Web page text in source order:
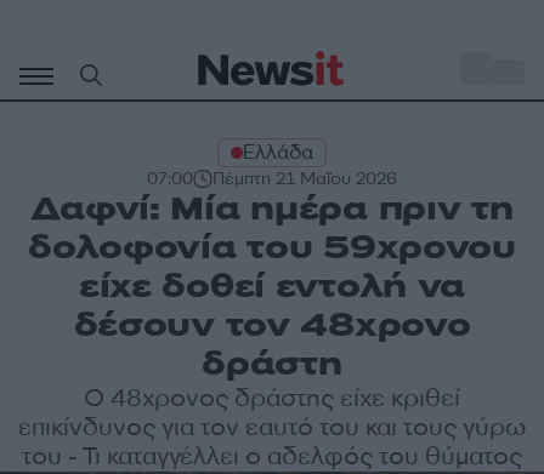
περιεχόμενο
Ελλάδα
07:00 Πέμπτη 21 Μαΐου 2026
Δαφνί: Μία ημέρα πριν τη
δολοφονία του 59χρονου
είχε δοθεί εντολή να
δέσουν τον 48χρονο
δράστη
Ο 48χρονος δράστης είχε κριθεί
επικίνδυνος για τον εαυτό του και τους γύρω
του - Τι καταγγέλλει ο αδελφός του θύματος